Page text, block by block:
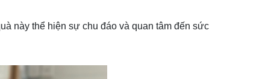
này thể hiện sự chu đáo và quan tâm đến sức